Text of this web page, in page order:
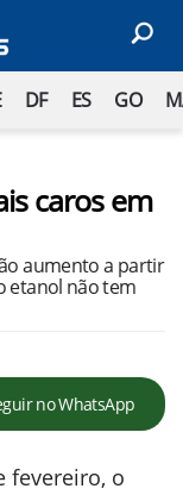
DF ES GO
caros em
aumento a partir
etanol não tem
no WhatsApp
fevereiro, o